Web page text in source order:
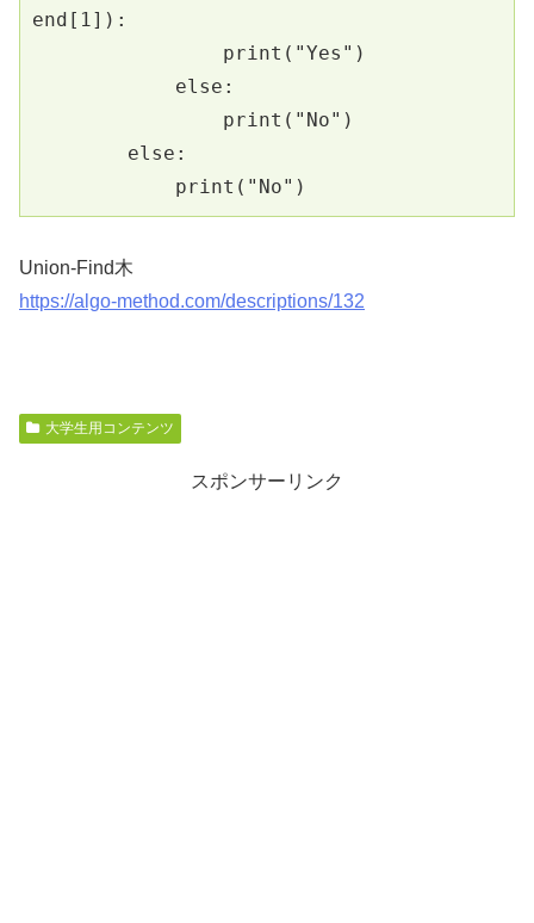
end[1]):
                print("Yes")
            else:
                print("No")
        else:
            print("No")
Union-Find木
https://algo-method.com/descriptions/132
大学生用コンテンツ
スポンサーリンク